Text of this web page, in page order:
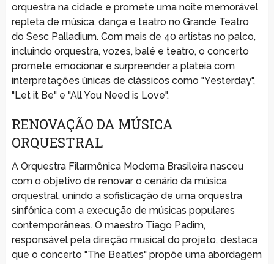
orquestra na cidade e promete uma noite memorável
repleta de música, dança e teatro no Grande Teatro
do Sesc Palladium. Com mais de 40 artistas no palco,
incluindo orquestra, vozes, balé e teatro, o concerto
promete emocionar e surpreender a plateia com
interpretações únicas de clássicos como "Yesterday",
"Let it Be" e "All You Need is Love".
RENOVAÇÃO DA MÚSICA
ORQUESTRAL
A Orquestra Filarmônica Moderna Brasileira nasceu
com o objetivo de renovar o cenário da música
orquestral, unindo a sofisticação de uma orquestra
sinfônica com a execução de músicas populares
contemporâneas. O maestro Tiago Padim,
responsável pela direção musical do projeto, destaca
que o concerto "The Beatles" propõe uma abordagem